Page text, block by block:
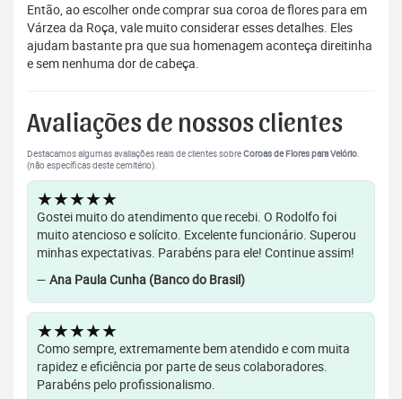
Então, ao escolher onde comprar sua coroa de flores para em
Várzea da Roça, vale muito considerar esses detalhes. Eles
ajudam bastante pra que sua homenagem aconteça direitinha
e sem nenhuma dor de cabeça.
Avaliações de nossos clientes
Destacamos algumas avaliações reais de clientes sobreCoroas de Flores para Velório.
(não específicas deste cemitério).
★★★★★
Gostei muito do atendimento que recebi. O Rodolfo foi
muito atencioso e solícito. Excelente funcionário. Superou
minhas expectativas. Parabéns para ele! Continue assim!
— Ana Paula Cunha (Banco do Brasil)
★★★★★
Como sempre, extremamente bem atendido e com muita
rapidez e eficiência por parte de seus colaboradores.
Parabéns pelo profissionalismo.